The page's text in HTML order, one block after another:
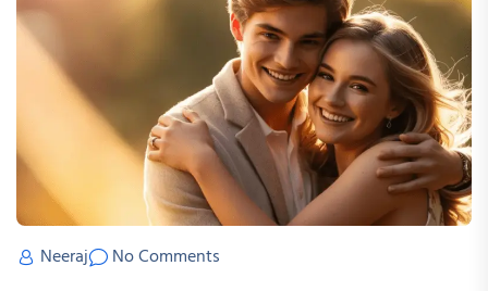
Neeraj
No Comments